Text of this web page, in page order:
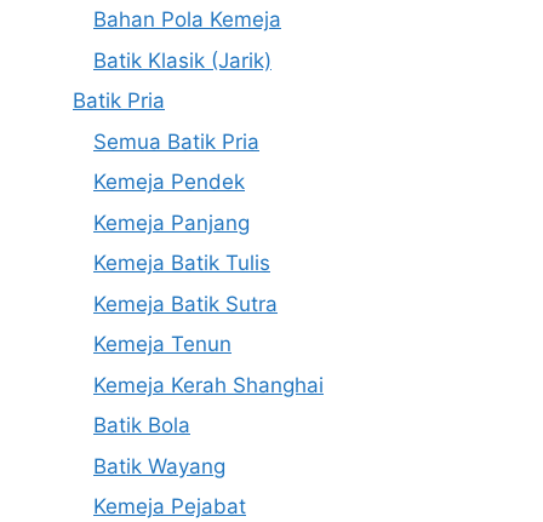
Bahan Pola Kemeja
Batik Klasik (Jarik)
Batik Pria
Semua Batik Pria
Kemeja Pendek
Kemeja Panjang
Kemeja Batik Tulis
Kemeja Batik Sutra
Kemeja Tenun
Kemeja Kerah Shanghai
Batik Bola
Batik Wayang
Kemeja Pejabat